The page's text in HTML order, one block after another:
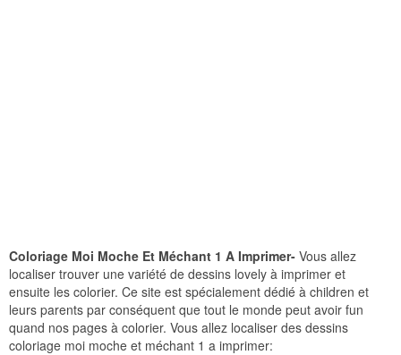
Coloriage Moi Moche Et Méchant 1 A Imprimer- Vous allez
localiser trouver une variété de dessins lovely à imprimer et
ensuite les colorier. Ce site est spécialement dédié à children et
leurs parents par conséquent que tout le monde peut avoir fun
quand nos pages à colorier. Vous allez localiser des dessins
coloriage moi moche et méchant 1 a imprimer: